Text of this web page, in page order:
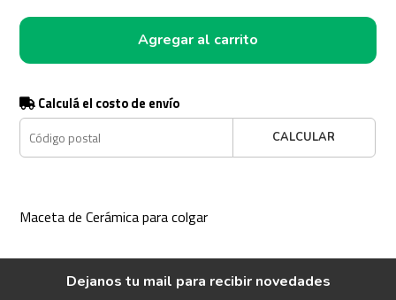
Agregar al carrito
Calculá el costo de envío
CALCULAR
Maceta de Cerámica para colgar
Dejanos tu mail para recibir novedades